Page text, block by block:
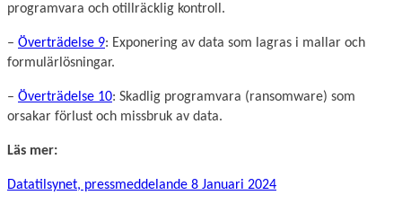
programvara och otillräcklig kontroll.
– Överträdelse 9: Exponering av data som lagras i mallar och
formulärlösningar.
– Överträdelse 10: Skadlig programvara (ransomware) som
orsakar förlust och missbruk av data.
Läs mer:
Datatilsynet, pressmeddelande 8 Januari 2024